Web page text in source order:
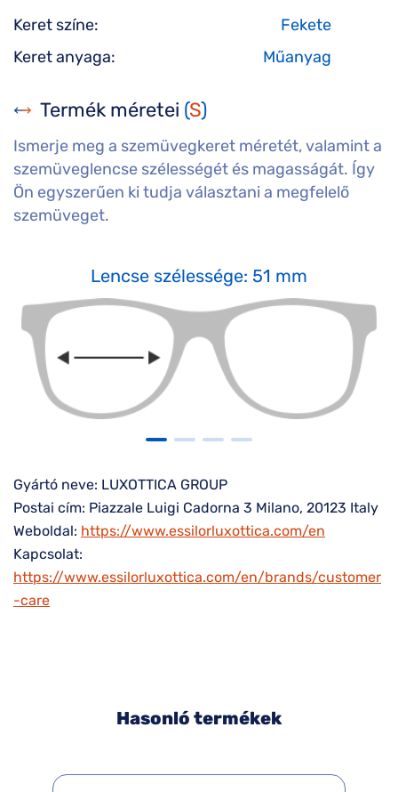
Keret színe:
Fekete
Keret anyaga:
Műanyag
Termék méretei (S)
Ismerje meg a szemüvegkeret méretét, valamint a
szemüveglencse szélességét és magasságát. Így
Ön egyszerűen ki tudja választani a megfelelő
szemüveget.
Lencse szélessége: 51 mm
Gyártó neve: LUXOTTICA GROUP
Postai cím: Piazzale Luigi Cadorna 3 Milano, 20123 Italy
Weboldal: https://www.essilorluxottica.com/en
Kapcsolat:
https://www.essilorluxottica.com/en/brands/customer
-care
Hasonló termékek